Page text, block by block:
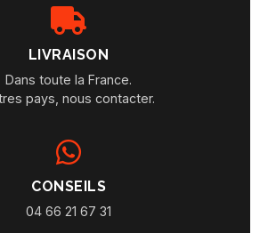
LIVRAISON
Dans toute la France.
pays, nous contacter.
CONSEILS
04 66 21 67 31